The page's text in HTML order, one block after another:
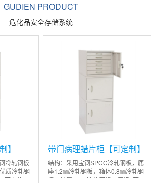
GUDIEN PRODUCT
危化品安全存储系统
】
冷轧钢板
质冷轧钢
可存放
带门病理蜡片柜【可定制】
结构：采用宝钢SPCC冷轧钢板，底
座1.2㎜冷轧钢板，箱体0.8㎜冷轧钢
板，抽屉0.8㎜冷轧钢板，每组3节